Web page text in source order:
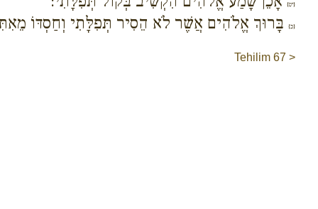
{יט}
{כ} בָּרוּךְ אֱלֹהִים אֲשֶׁר לֹא הֵסִיר תְּפִלָּתִי וְחַסְדּוֹ
Tehilim 67 >